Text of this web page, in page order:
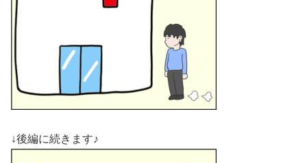
↓後編に続きます♪